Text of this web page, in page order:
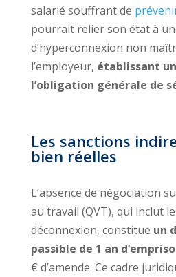
salarié souffrant de
pourrait relier son état à
d’hyperconnexion non
l’employeur, établissant
l’obligation générale de
Les sanctions
bien réelles
L’absence de négociation
au travail (QVT), qui inclut
déconnexion, constitue un
passible de 1 an
€ d’amende. Ce cadre